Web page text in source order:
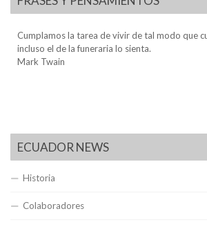
Cumplamos la tarea de vivir de tal modo que
incluso el de la funeraria lo sienta.
Mark Twain
ECUADOR NEWS
Historia
Colaboradores